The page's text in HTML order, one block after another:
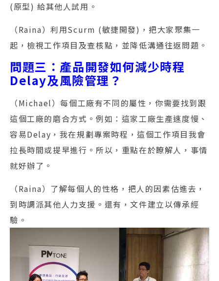
(原型) 給其他人試用。
（Raina）利用Scurm (敏捷開發)，把大家聚集一
起，檢視工作項目及查核點，並降低溝通往返問題。
問題三：產品開發如何減少時程
Delay及風險管理？
（Michael）每個工廠有不同的屬性，你需要找到跟
這個工廠的磨合方式。例如：這家工廠生產速度慢、
容易Delay，我在規劃專案時程，這個工作項目我會
拉長時間或提早進行。所以，重點在於瞭解人，事情
就好辦了。
（Raina）了解每個人的性格，把人的因素估進去，
到時調派其他人力支援。還有，文件建立以傳承經
驗。